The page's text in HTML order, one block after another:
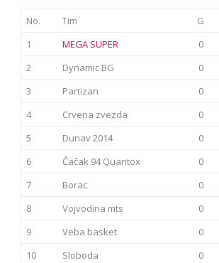
No. Tim G
1
MEGA SUPER 0
2
Dynamic BG 0
3
Partizan 0
4
Crvena zvezda 0
5
Dunav 2014 0
6
Čačak 94 Quantox 0
7
Borac 0
8
Vojvodina mts 0
9
Veba basket 0
10
Sloboda 0